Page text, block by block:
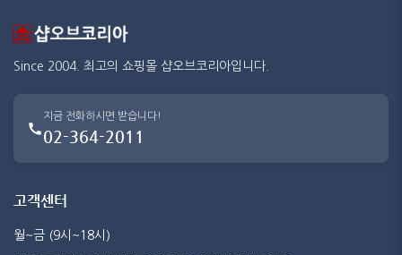
Since 2004. 최고의 쇼핑몰 샵오브코리아입니다.
지금 전화하시면 받습니다!
02-364-2011
고객센터
월~금 (9시~18시)